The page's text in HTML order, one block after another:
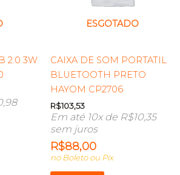
2.0 3W
ESGOTADO
CAIXA DE SOM PORTATIL
BLUETOOTH PRETO
HAYOM CP2706
R$103,53
Em até 10x de R$10,35
sem juros
R$88,00
no Boleto ou Pix